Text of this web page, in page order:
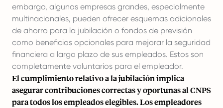
embargo, algunas empresas grandes, especialmente
multinacionales, pueden ofrecer esquemas adicionales
de ahorro para la jubilación o fondos de previsión
como beneficios opcionales para mejorar la seguridad
financiera a largo plazo de sus empleados. Estos son
completamente voluntarios para el empleador.
El cumplimiento relativo a la jubilación implica
asegurar contribuciones correctas y oportunas al CNPS
para todos los empleados elegibles. Los empleadores